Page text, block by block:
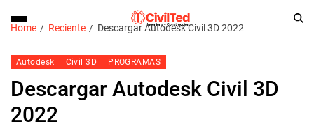
Home Reciente Descargar Autodesk Civil 3D 2022
Autodesk Civil 3D PROGRAMAS
Descargar Autodesk Civil 3D
2022